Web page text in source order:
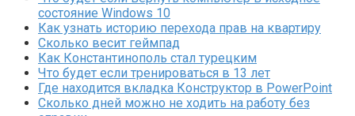
состояние Windows 10
Как узнать историю перехода прав на квартиру
Сколько весит геймпад
Как Константинополь стал турецким
Что будет если тренироваться в 13 лет
Где находится вкладка Конструктор в PowerPoint
Сколько дней можно не ходить на работу без